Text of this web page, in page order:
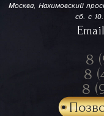
Москва, Нахимовский
сб. с
8
8
8